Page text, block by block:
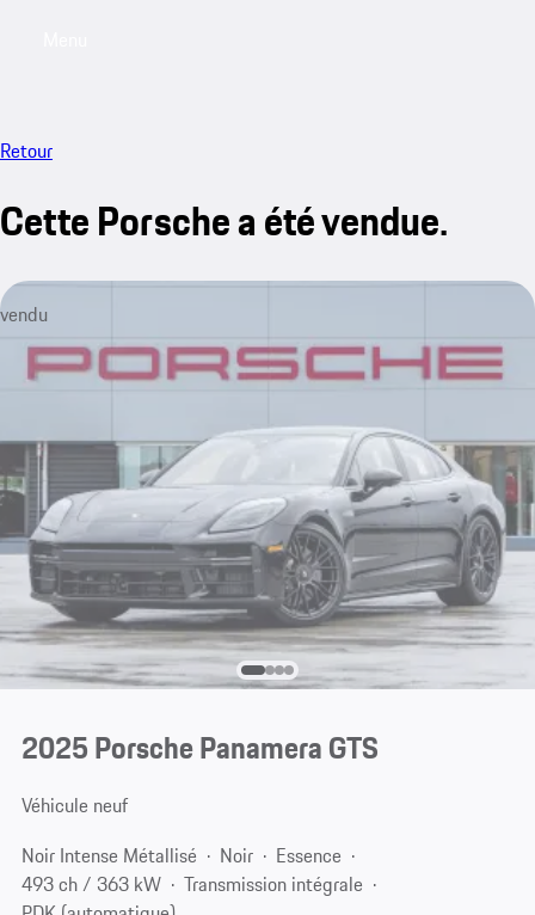
Retour
Cette Porsche a été vendue.
vendu
2025 Porsche Panamera GTS
Véhicule neuf
Noir Intense Métallisé
Noir
Essence
493 ch / 363 kW
Transmission intégrale